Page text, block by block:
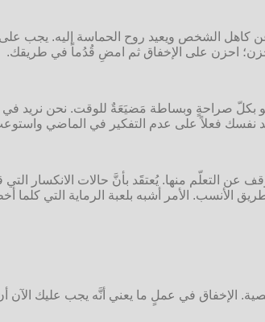
كاهل الشخص ويعيد روح الحماسة إليه. يجب
احزن على الإخفاق ثم امضِ قُدُماً في طريقك.
بكلّ صراحةٍ وبساطة مَضيَعَةٌ للوقت. نحن نريد في
نفسك فعلاً على عدم التفكير في الماضي
عن التعلّم منها. يُعتقََد بأنَّ حالات
الأنسب. الأمر أشبه بلعبة الرماية التي كلما
الإخفاق في عملٍ ما يعني أنَّه يجب عليك الآن